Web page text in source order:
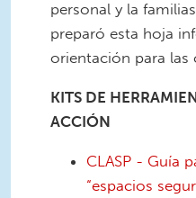
personal y la
preparó esta hoja
orientación para las
KITS DE
ACCIÓN
CLASP - Guía
“espacios